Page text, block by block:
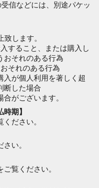
信などには、別途パケッ
します。
すること、または購入し
おそれのある行為
それのある行為
入が個人利用を著しく超
断した場合
がございます。
期】
ください。
さい。
ご覧ください。